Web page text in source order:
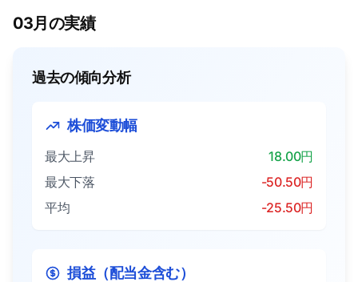
03月の実績
過去の傾向分析
株価変動幅
最大上昇
18.00円
最大下落
-50.50円
平均
-25.50円
損益（配当金含む）